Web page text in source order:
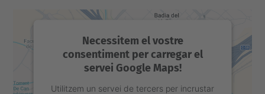
e
Necessitem el vostre
consentiment per carregar el
servei Google Maps!
Utilitzem un servei de tercers per incrustar